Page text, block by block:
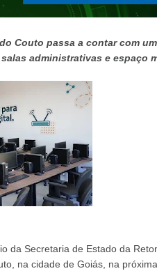
Couto passa a contar com
administrativas e espaço
da Secretaria de Estado da
na cidade de Goiás, na